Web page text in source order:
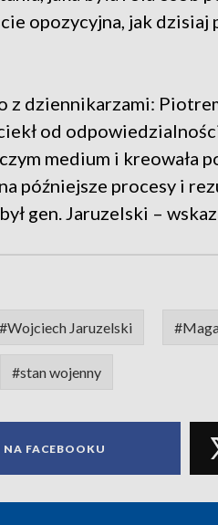
opozycyjna, jak dzisiaj
z dziennikarzami:
od
medium i kreowała
na późniejsze procesy i
gen. Jaruzelski –
#Wojciech Jaruzelski
#stan wojenny
NA FACEBOOKU